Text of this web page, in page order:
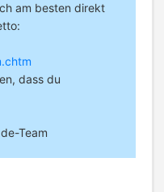
am besten direkt
dass du
Team